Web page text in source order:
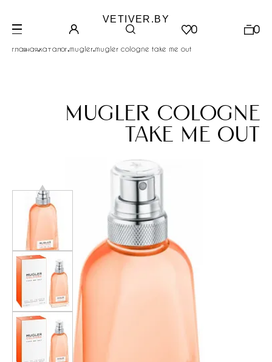
VETIVER.BY
0 0
главная.каталог.mugler.mugler cologne take me out
mugler cologne
take me out